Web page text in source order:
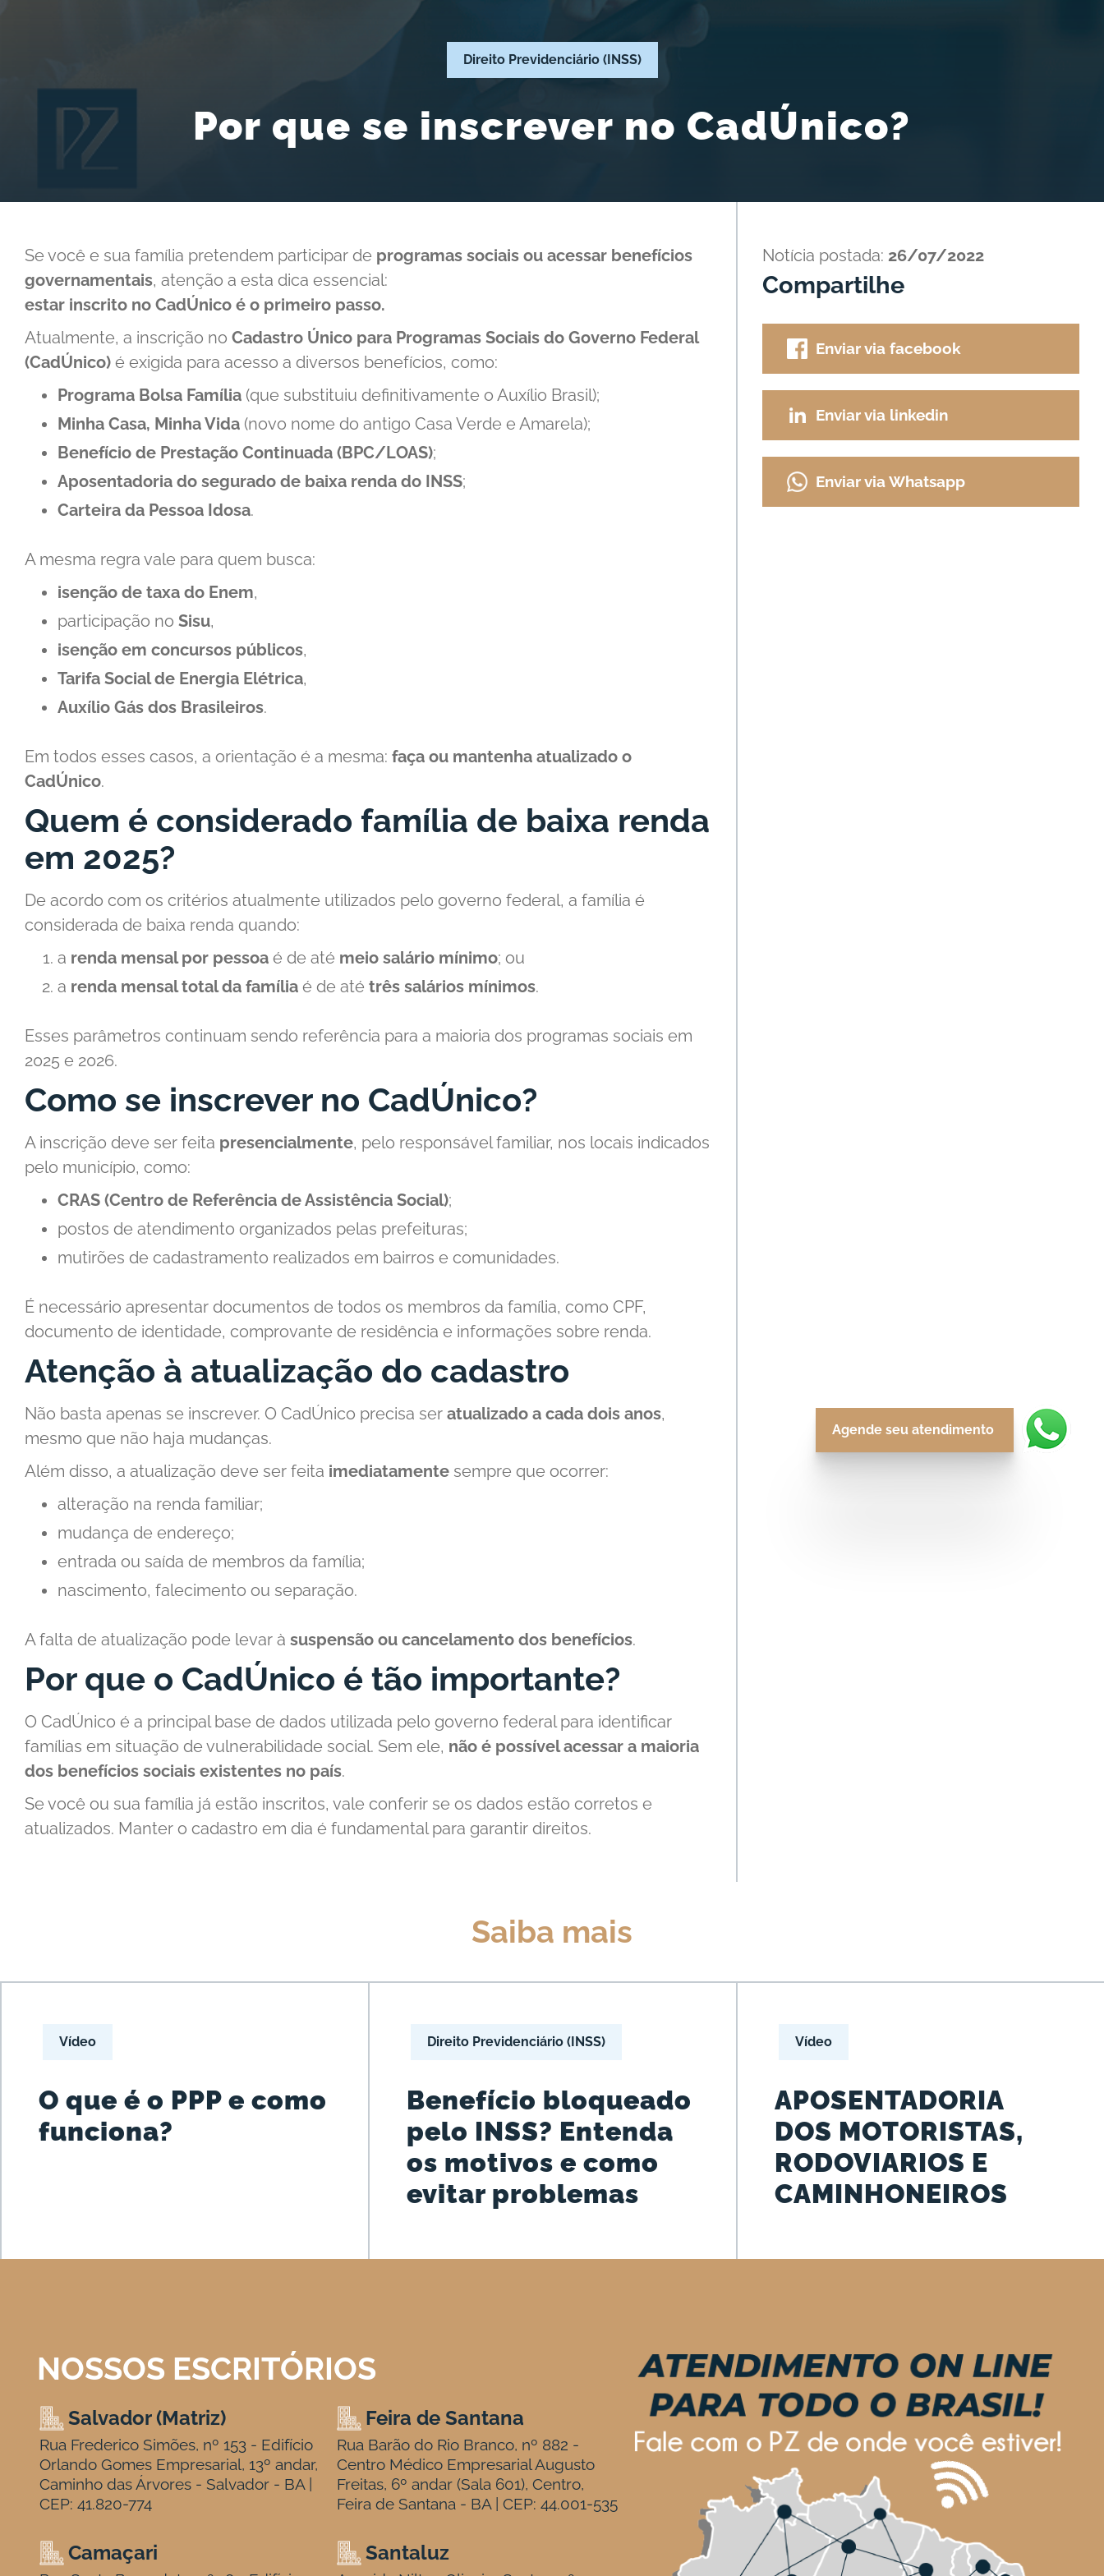
Agende seu atendimento
Direito Previdenciário (INSS)
Por que se inscrever no CadÚnico?
Se você e sua família pretendem participar de programas sociais ou acessar benefícios
governamentais, atenção a esta dica essencial:
estar inscrito no CadÚnico é o primeiro passo.
Atualmente, a inscrição no Cadastro Único para Programas Sociais do Governo Federal
(CadÚnico) é exigida para acesso a diversos benefícios, como:
Programa Bolsa Família (que substituiu definitivamente o Auxílio Brasil);
Minha Casa, Minha Vida (novo nome do antigo Casa Verde e Amarela);
Benefício de Prestação Continuada (BPC/LOAS);
Aposentadoria do segurado de baixa renda do INSS;
Carteira da Pessoa Idosa.
A mesma regra vale para quem busca:
isenção de taxa do Enem,
participação no Sisu,
isenção em concursos públicos,
Tarifa Social de Energia Elétrica,
Auxílio Gás dos Brasileiros.
Em todos esses casos, a orientação é a mesma: faça ou mantenha atualizado o
CadÚnico.
Quem é considerado família de baixa renda
em 2025?
De acordo com os critérios atualmente utilizados pelo governo federal, a família é
considerada de baixa renda quando:
a renda mensal por pessoa é de até meio salário mínimo; ou
a renda mensal total da família é de até três salários mínimos.
Esses parâmetros continuam sendo referência para a maioria dos programas sociais em
2025 e 2026.
Como se inscrever no CadÚnico?
A inscrição deve ser feita presencialmente, pelo responsável familiar, nos locais indicados
pelo município, como:
CRAS (Centro de Referência de Assistência Social);
postos de atendimento organizados pelas prefeituras;
mutirões de cadastramento realizados em bairros e comunidades.
É necessário apresentar documentos de todos os membros da família, como CPF,
documento de identidade, comprovante de residência e informações sobre renda.
Atenção à atualização do cadastro
Não basta apenas se inscrever. O CadÚnico precisa ser atualizado a cada dois anos,
mesmo que não haja mudanças.
Além disso, a atualização deve ser feita imediatamente sempre que ocorrer:
alteração na renda familiar;
mudança de endereço;
entrada ou saída de membros da família;
nascimento, falecimento ou separação.
A falta de atualização pode levar à suspensão ou cancelamento dos benefícios.
Por que o CadÚnico é tão importante?
O CadÚnico é a principal base de dados utilizada pelo governo federal para identificar
famílias em situação de vulnerabilidade social. Sem ele, não é possível acessar a maioria
dos benefícios sociais existentes no país.
Se você ou sua família já estão inscritos, vale conferir se os dados estão corretos e
atualizados. Manter o cadastro em dia é fundamental para garantir direitos.
Notícia postada: 26/07/2022
Compartilhe
Enviar via facebook
Enviar via linkedin
Enviar via Whatsapp
Saiba mais
Vídeo
O que é o PPP e como
funciona?
Direito Previdenciário (INSS)
Benefício bloqueado
pelo INSS? Entenda
os motivos e como
evitar problemas
Vídeo
APOSENTADORIA
DOS MOTORISTAS,
RODOVIARIOS E
CAMINHONEIROS
NOSSOS ESCRITÓRIOS
Salvador (Matriz)
Rua Frederico Simões, nº 153 - Edifício
Orlando Gomes Empresarial, 13º andar,
Caminho das Árvores - Salvador - BA |
CEP: 41.820-774
Feira de Santana
Rua Barão do Rio Branco, nº 882 -
Centro Médico Empresarial Augusto
Freitas, 6º andar (Sala 601), Centro,
Feira de Santana - BA | CEP: 44.001-535
Camaçari Santaluz